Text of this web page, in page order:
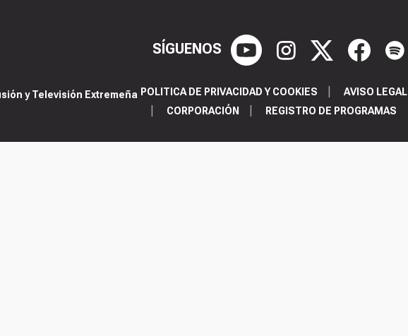
SÍGUENOS
y Televisión Extremeña POLITICA DE PRIVACIDAD Y COOKIES
AVISO LEGAL
CORPORACIÓN
REGISTRO DE PROGRAMAS